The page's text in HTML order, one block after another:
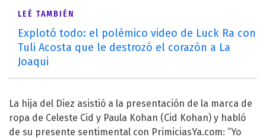
LEÉ TAMBIÉN
Explotó todo: el polémico video de Luck Ra con
Tuli Acosta que le destrozó el corazón a La
Joaqui
La hija del Diez asistió a la presentación de la marca de
ropa de Celeste Cid y Paula Kohan (Cid Kohan) y habló
de su presente sentimental con PrimiciasYa.com: “Yo